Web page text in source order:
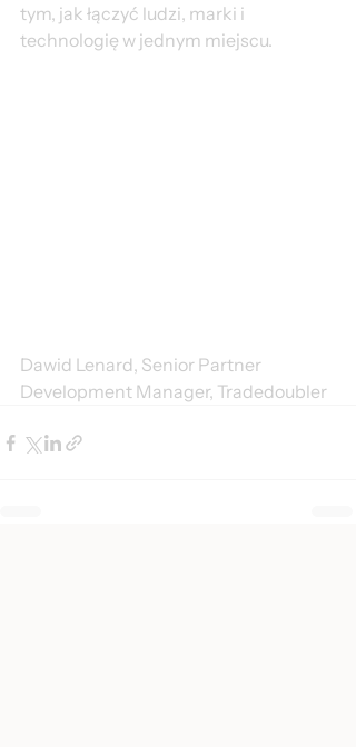
tym, jak łączyć ludzi, marki i
technologię w jednym miejscu.
Dawid Lenard, Senior Partner
Development Manager, Tradedoubler